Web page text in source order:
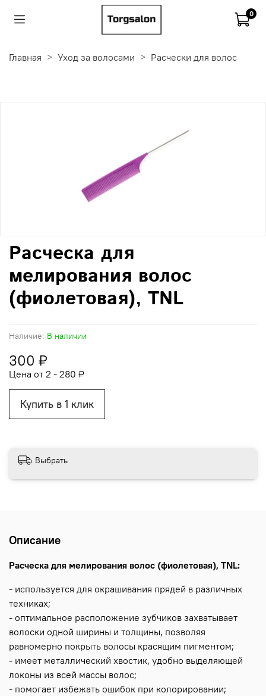
0
Главная Уход за волосами Расчески для волос
Наличие: В наличии
Расческа для
мелирования волос
(фиолетовая), TNL
300 ₽
Цена от 2 - 280 ₽
Купить в 1 клик
Выбрать
Описание
Расческа для мелирования волос (фиолетовая), TNL:
- используется для окрашивания прядей в различных
техниках;
- оптимальное расположение зубчиков захватывает
волоски одной ширины и толщины, позволяя
равномерно покрыть волосы красящим пигментом;
- имеет металлический хвостик, удобно выделяющей
локоны из всей массы волос;
- помогает избежать ошибок при колорировании;